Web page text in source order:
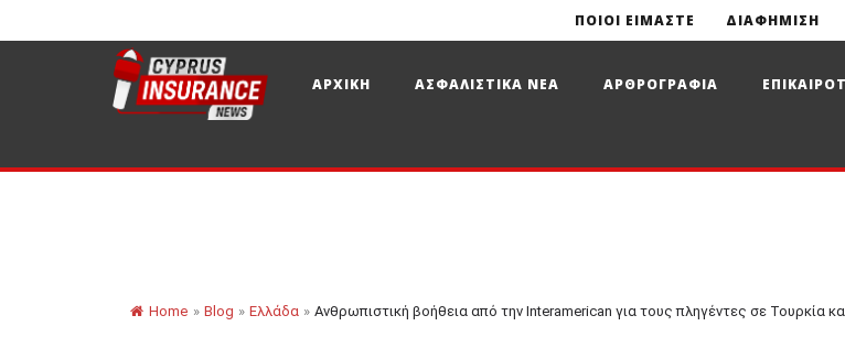
ΠΟΙΟΙ ΕΙΜΑΣΤΕ ΔΙΑΦΗΜΙΣΗ
ΑΡΧΙΚΗ ΑΣΦΑΛΙΣΤΙΚΑ ΝΕΑ ΑΡΘΡΟΓΡΑΦΙΑ
Home » Blog » Ελλάδα » Ανθρωπιστική βοήθεια από την Interamerican για τους πληγέντες σε Τουρκία